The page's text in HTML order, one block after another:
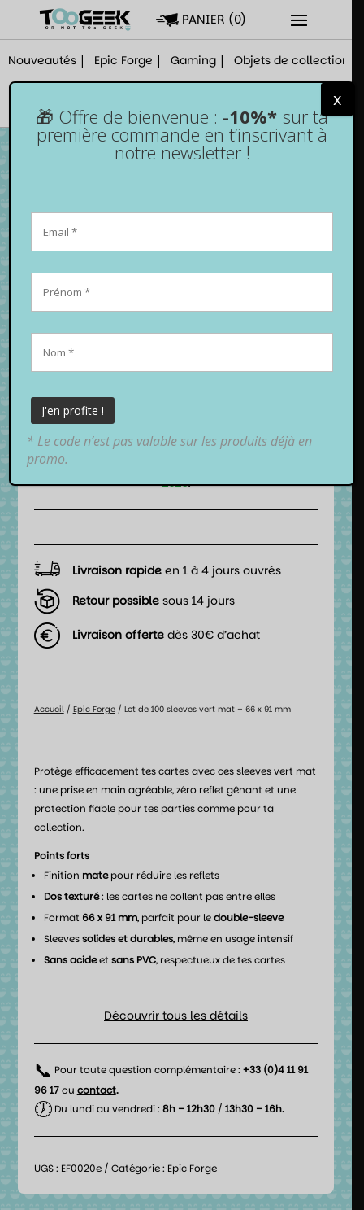
PANIER (0)
Nouveautés Epic Forge Gaming Objets de collection
📦 Date de livraison estimée :
entre
2026.
Livraison rapide en 1 à 4 jours ouvrés
Retour possible sous 14 jours
Livraison offerte dès 30€ d’achat
Accueil/ Epic Forge/ Lot de 100 sleeves vert mat – 66 x 91 mm
Protège efficacement tes cartes avec ces sleeves vert mat
: une prise en main agréable, zéro reflet gênant et une
protection fiable pour tes parties comme pour ta
collection.
Points forts
Finition matepour réduire les reflets
Dos texturé: les cartes ne collent pas entre elles
Format 66 x 91 mm, parfait pour ledouble-sleeve
Sleevessolides et durables, même en usage intensif
Sans acideet sans PVC, respectueux de tes cartes
Découvrir tous les détails
📞 Pour toute question complémentaire : +33 (0)4 11 91
96 17ou contact.
🕖Du lundi au vendredi : 8h – 12h30/ 13h30 – 16h.
UGS : EF0020e Catégorie : Epic Forge
🎁 Offre de bienvenue : -10%* sur ta
première commande en t’inscrivant à
notre newsletter !
* Le code n’est pas valable sur les produits déjà en
promo.
x